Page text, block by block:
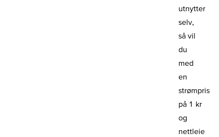
utnytter
selv,
så vil
du
med
en
strømpris
på 1 kr
og
nettleie